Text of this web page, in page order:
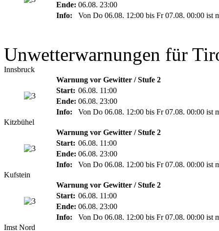
Ende: 06.08. 23:00
Info:
Von Do 06.08. 12:00 bis Fr 07.08. 00:00 ist
Unwetterwarnungen für
Innsbruck
Warnung vor Gewitter / Stufe 2
Start: 06.08. 11:00
Ende: 06.08. 23:00
Info:
Von Do 06.08. 12:00 bis Fr 07.08. 00:00 ist
Kitzbühel
Warnung vor Gewitter / Stufe 2
Start: 06.08. 11:00
Ende: 06.08. 23:00
Info:
Von Do 06.08. 12:00 bis Fr 07.08. 00:00 ist
Kufstein
Warnung vor Gewitter / Stufe 2
Start: 06.08. 11:00
Ende: 06.08. 23:00
Info:
Von Do 06.08. 12:00 bis Fr 07.08. 00:00 ist
Imst Nord